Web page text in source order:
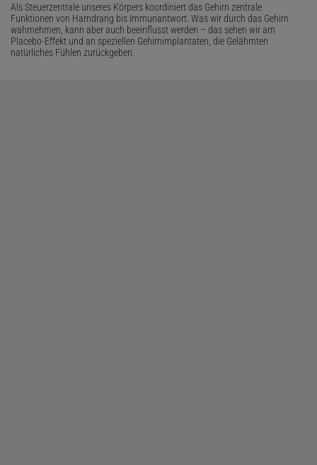
Als Steuerzentrale unseres Körpers koordiniert das Gehirn zentrale
Funktionen von Harndrang bis Immunantwort. Was wir durch das Gehirn
wahrnehmen, kann aber auch beeinflusst werden – das sehen wir am
Placebo-Effekt und an speziellen Gehirnimplantaten, die Gelähmten
natürliches Fühlen zurückgeben.